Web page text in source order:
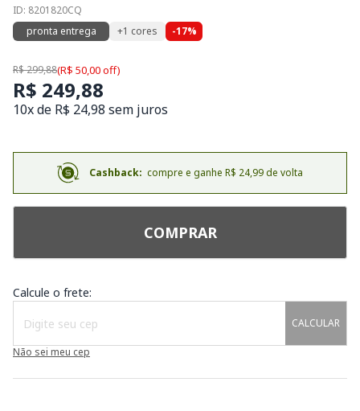
ID: 8201820CQ
pronta entrega
+1 cores -17%
R$ 299,88(R$ 50,00 off)
R$ 249,88
10x de R$ 24,98 sem juros
Cashback: compre e ganhe R$ 24,99 de volta
COMPRAR
Calcule o frete:
CALCULAR
Não sei meu cep